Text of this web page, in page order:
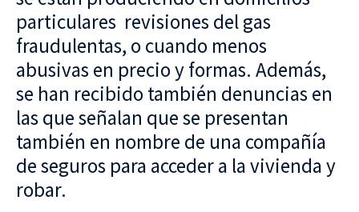
particulares revisiones del gas
fraudulentas, o cuando menos
abusivas en precio y formas. Además,
se han recibido también denuncias en
las que señalan que se presentan
también en nombre de una compañía
de seguros para acceder a la vivienda y
robar.